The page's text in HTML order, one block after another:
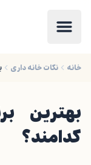
خانه نکات خانه داری
بهترین
کدامند؟